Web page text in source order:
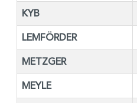
KYB
LEMFÖRDER
METZGER
MEYLE